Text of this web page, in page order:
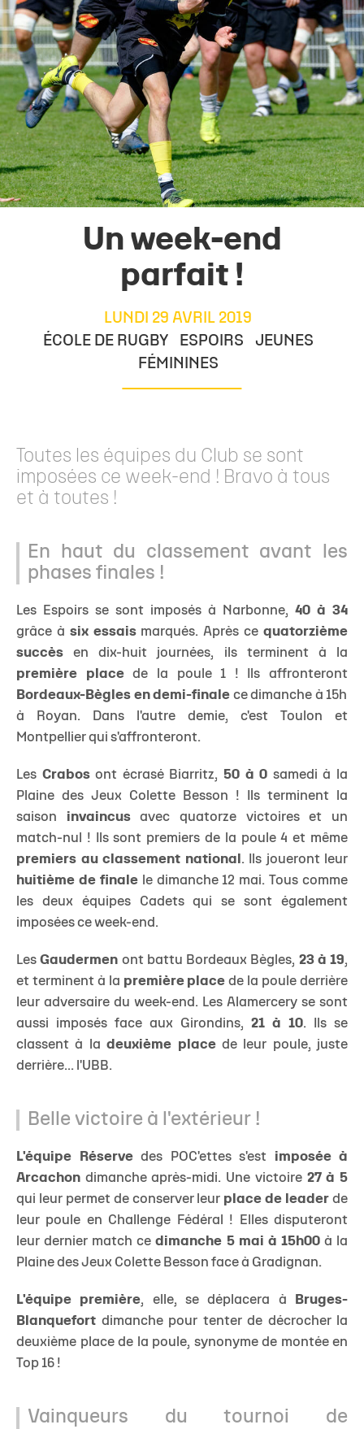
Un week-end
parfait !
LUNDI 29 AVRIL 2019
ÉCOLE DE RUGBY
ESPOIRS
JEUNES
FÉMININES
Toutes les équipes du Club se sont
imposées ce week-end ! Bravo à tous
et à toutes !
En haut du classement avant les
phases finales !
Les Espoirs se sont imposés à Narbonne, 40 à 34
grâce à six essais marqués. Après cequatorzième
succès en dix-huit journées, ils terminent à la
première placede la poule 1 ! Ils affronteront
Bordeaux-Bègles en demi-finale ce dimanche à 15h
à Royan. Dans l'autre demie, c'est Toulon et
Montpellier qui s'affronteront.
Les Crabosont écrasé Biarritz, 50 à 0 samedi à la
Plaine des Jeux Colette Besson ! Ils terminent la
saison invaincusavec quatorze victoires et un
match-nul ! Ils sont premiers de la poule 4 et même
premiers au classement national . Ils joueront leur
huitième de finalele dimanche 12 mai. Tous comme
les deux équipes Cadets qui se sont également
imposées ce week-end.
LesGaudermen ont battu Bordeaux Bègles, 23 à 19,
et terminent à la première placede la poule derrière
leur adversaire du week-end. Les Alamercery se sont
aussi imposés face aux Girondins, 21 à 10. Ils se
classent à ladeuxième placede leur poule, juste
derrière... l'UBB.
Belle victoire à l'extérieur !
L'équipe Réserve des POC'ettes s'est imposée à
Arcachon dimanche après-midi. Une victoire 27 à 5
qui leur permet de conserver leur place de leaderde
leur poule en Challenge Fédéral ! Elles disputeront
leur dernier match cedimanche 5 mai à 15h00à la
Plaine des Jeux Colette Besson face à Gradignan.
L'équipe première, elle, se déplacera à
Bruges-
Blanquefort dimanche pour tenter de décrocher la
deuxième place de la poule, synonyme de montée en
Top 16 !
Vainqueurs du tournoi de